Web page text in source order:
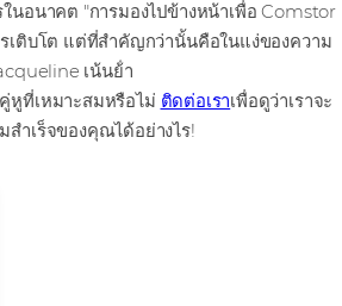
ในอนาคต "การมองไปข้างหน้าเพื่อ Comstor
รเติบโต แต่ที่สําคัญกว่านั้นคือในแง่ของความ
เน้นย้ํา
หูที่เหมาะสมหรือไม่ ติดต่อเราเพื่อดูว่าเราจะ
สําเร็จของคุณได้อย่างไร!